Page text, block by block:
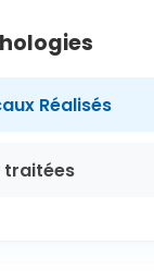
Réalisés
traitées